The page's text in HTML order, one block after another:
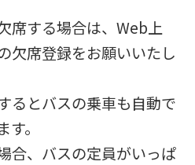
席する場合は、Web上
欠席登録をお願いいたし
るとバスの乗車も自動で
。
合、バスの定員がいっぱ